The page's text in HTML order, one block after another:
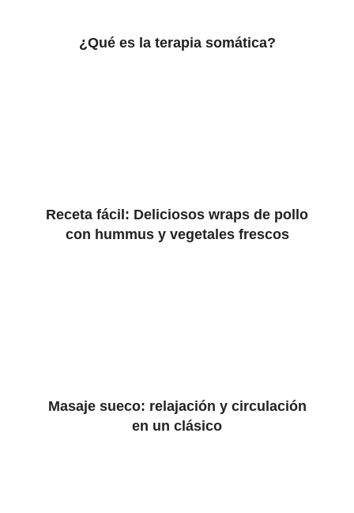
¿Qué es la terapia somática?
Receta fácil: Deliciosos wraps de pollo
con hummus y vegetales frescos
Masaje sueco: relajación y circulación
en un clásico